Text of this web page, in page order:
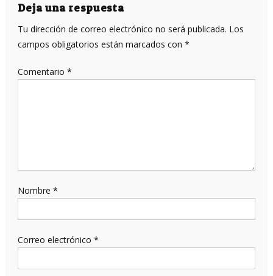
Deja una respuesta
Tu dirección de correo electrónico no será publicada. Los
campos obligatorios están marcados con *
Comentario *
Nombre *
Correo electrónico *